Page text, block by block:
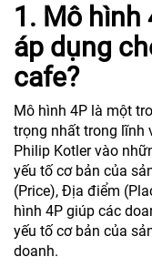
1. Mô hình
áp dụng
cafe?
Mô hình 4P là một
trọng nhất trong lĩnh
Philip Kotler vào
yếu tố cơ bản của
(Price), Địa điểm
hình 4P giúp các
yếu tố cơ bản của
doanh.